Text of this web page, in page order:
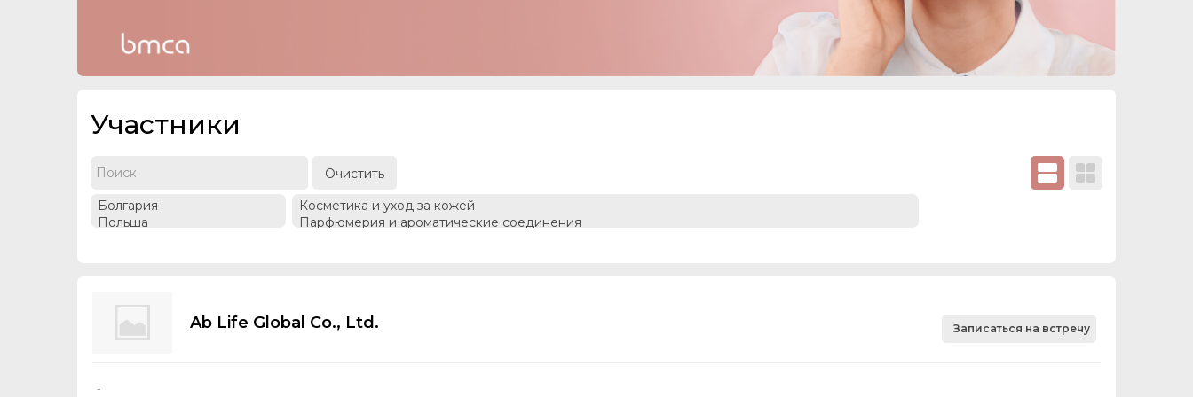
Участники
Очистить
Ab Life Global Co., Ltd. Записаться на встречу
-